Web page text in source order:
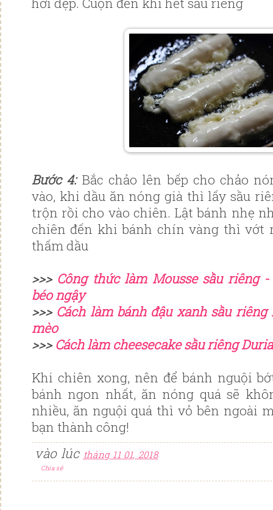
Bước 4: Bắc chảo lên bếp cho chảo
vào, khi dầu ăn nóng già thì lấy sầu
trộn rồi cho vào chiên. Lật bánh nhẹ
chiên đến khi bánh chín vàng thì vớt
thấm dầu
>>> Công thức làm Mousse sầu riêng
béo ngậy
>>> Cách làm bánh đậu xanh sầu
mèo
>>>Cách làm cheesecake sầu riêng
Khi chiên xong, nên để bánh nguội
bánh ngon nhất, ăn nóng quá sẽ
nhiều, ăn nguội quá thì vỏ bên ngoài
bạn thành công!
vào lúc tháng 11 01, 2018
Chia sẻ